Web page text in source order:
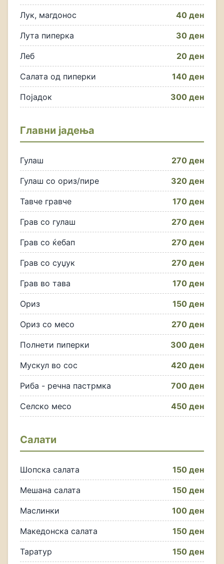
Лук, магдонос 40 ден
Лута пиперка 30 ден
Леб 20 ден
Салата од пиперки 140 ден
Појадок 300 ден
Главни јадења
Гулаш 270 ден
Гулаш со ориз/пире 320 ден
Тавче гравче 170 ден
Грав со гулаш 270 ден
Грав со ќебап 270 ден
Грав со суџук 270 ден
Грав во тава 170 ден
Ориз 150 ден
Ориз со месо 270 ден
Полнети пиперки 300 ден
Мускул во сос 420 ден
Риба - речна пастрмка 700 ден
Селско месо 450 ден
Салати
Шопска салата 150 ден
Мешана салата 150 ден
Маслинки 100 ден
Македонска салата 150 ден
Таратур 150 ден